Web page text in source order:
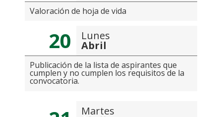
Valoración de hoja de vida
20 Lunes
Abril
Publicación de la lista de aspirantes que
cumplen y no cumplen los requisitos de la
convocatoria.
Martes